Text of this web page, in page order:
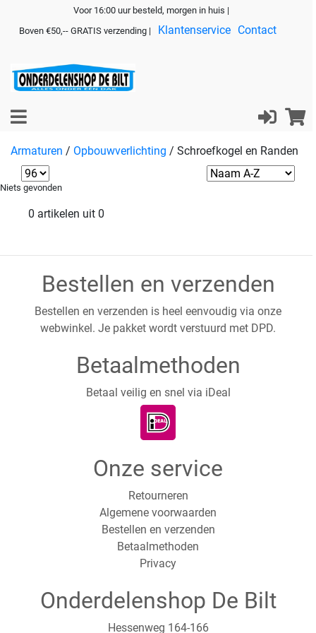
Voor 16:00 uur besteld, morgen in huis |
Boven €50,-- GRATIS verzending |
Klantenservice Contact
Armaturen / Opbouwverlichting / Schroefkogel en Randen
Niets gevonden
0 artikelen uit 0
Bestellen en verzenden
Bestellen en verzenden is heel eenvoudig via onze
webwinkel. Je pakket wordt verstuurd met DPD.
Betaalmethoden
Betaal veilig en snel via iDeal
Onze service
Retourneren
Algemene voorwaarden
Bestellen en verzenden
Betaalmethoden
Privacy
Onderdelenshop De Bilt
Hessenweg 164-166